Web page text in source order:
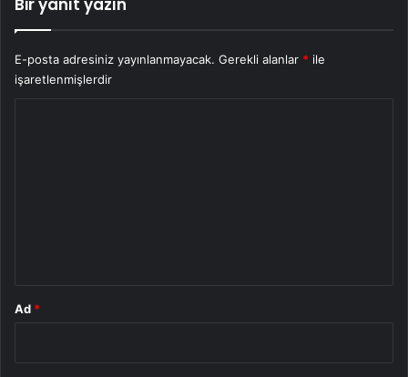
Bir yanıt yazın
E-posta adresiniz yayınlanmayacak. Gerekli alanlar * ile
işaretlenmişlerdir
Ad *